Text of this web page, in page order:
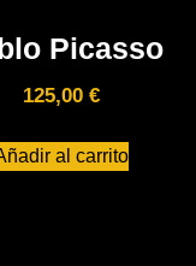
Picasso
125,00 €
al carrito